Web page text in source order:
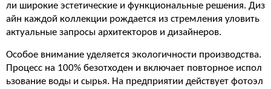
ли широкие эстетические и функциональные решения. Диз
айн каждой коллекции рождается из стремления уловить
актуальные запросы архитекторов и дизайнеров.
Особое внимание уделяется экологичности производства.
Процесс на 100% безотходен и включает повторное испол
ьзование воды и сырья. На предприятии действует фотоэл